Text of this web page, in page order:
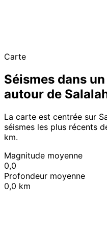
Carte
Séismes dans
autour de
La carte est centrée sur
séismes les plus récents
km.
Magnitude moyenne
0,0
Profondeur moyenne
0,0 km